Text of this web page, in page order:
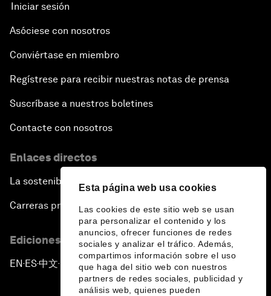
Esta página web usa cookies
Las cookies de este sitio web se usan
para personalizar el contenido y los
anuncios, ofrecer funciones de redes
sociales y analizar el tráfico. Además,
compartimos información sobre el uso
que haga del sitio web con nuestros
partners de redes sociales, publicidad y
análisis web, quienes pueden
Iniciar sesión
Asóciese con nosotros
Conviértase en miembro
Regístrese para recibir nuestras notas de prensa
Suscríbase a nuestros boletines
Contacte con nosotros
Enlaces directos
La sostenibilidad en el Foro
Carreras profesionales
Ediciones en otros idiomas
EN ▪ES▪中文▪ 日本語